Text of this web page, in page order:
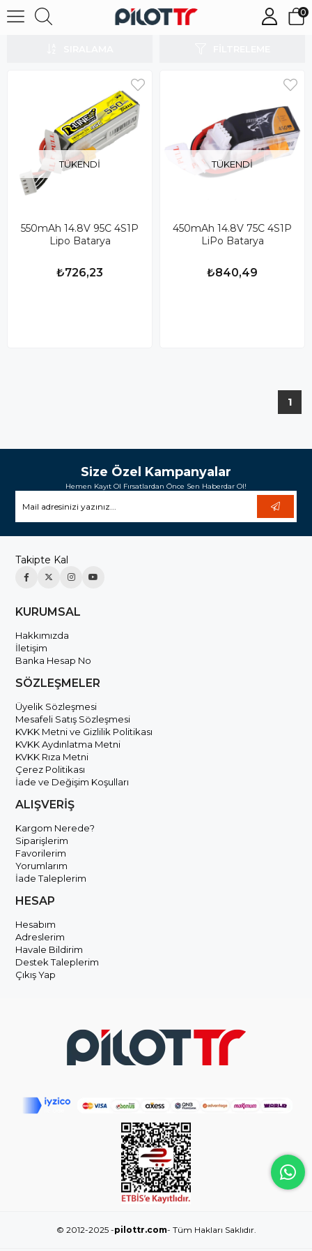
0
4S LiPo Bataryalar
TÜKENDI
550mAh 14.8V 95C 4S1P
Lipo Batarya
₺726,23
TÜKENDI
450mAh 14.8V 75C 4S1P
LiPo Batarya
₺840,49
1
Size Özel Kampanyalar
Hemen Kayıt Ol Fırsatlardan Önce Sen Haberdar Ol!
Takipte Kal
KURUMSAL
Hakkımızda
İletişim
Banka Hesap No
SÖZLEŞMELER
Üyelik Sözleşmesi
Mesafeli Satış Sözleşmesi
KVKK Metni ve Gizlilik Politikası
KVKK Aydınlatma Metni
KVKK Rıza Metni
Çerez Politikası
İade ve Değişim Koşulları
ALIŞVERİŞ
Kargom Nerede?
Siparişlerim
Favorilerim
Yorumlarım
İade Taleplerim
HESAP
Hesabım
Adreslerim
Havale Bildirim
Destek Taleplerim
Çıkış Yap
© 2012-2025 -pilottr.com- Tüm Hakları Saklıdır.